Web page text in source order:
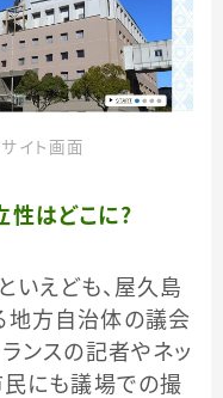
イト画面
はどこに？
いえども、屋久島
地方自治体の議会
ンスの記者やネッ
民にも議場での撮